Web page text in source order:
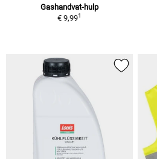
Gashandvat-hulp
€ 9,991